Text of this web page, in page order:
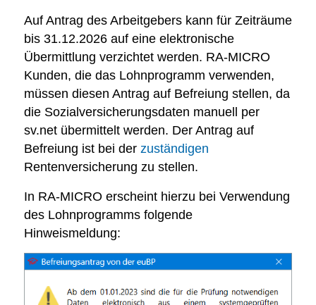
Auf Antrag des Arbeitgebers kann für Zeiträume
bis 31.12.2026 auf eine elektronische
Übermittlung verzichtet werden. RA-MICRO
Kunden, die das Lohnprogramm verwenden,
müssen diesen Antrag auf Befreiung stellen, da
die Sozialversicherungsdaten manuell per
sv.net übermitteltwerden. Der Antrag auf
Befreiung ist bei der zuständigen
Rentenversicherung zu stellen.
In RA-MICRO erscheint hierzu bei Verwendung
des Lohnprogramms folgende
Hinweismeldung: